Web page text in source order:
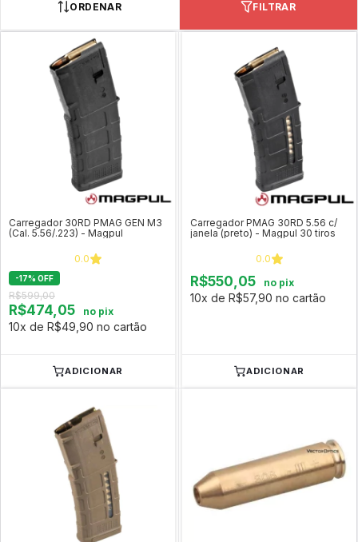
ORDENAR FILTRAR
Carregador 30RD PMAG GEN M3
(Cal. 5.56/.223) - Magpul
0.0
-17% OFF
R$599,00
R$474,05 no pix
10x de R$49,90 no cartão
ADICIONAR
Carregador PMAG 30RD 5.56 c/
janela (preto) - Magpul 30 tiros
0.0
R$550,05 no pix
10x de R$57,90 no cartão
ADICIONAR